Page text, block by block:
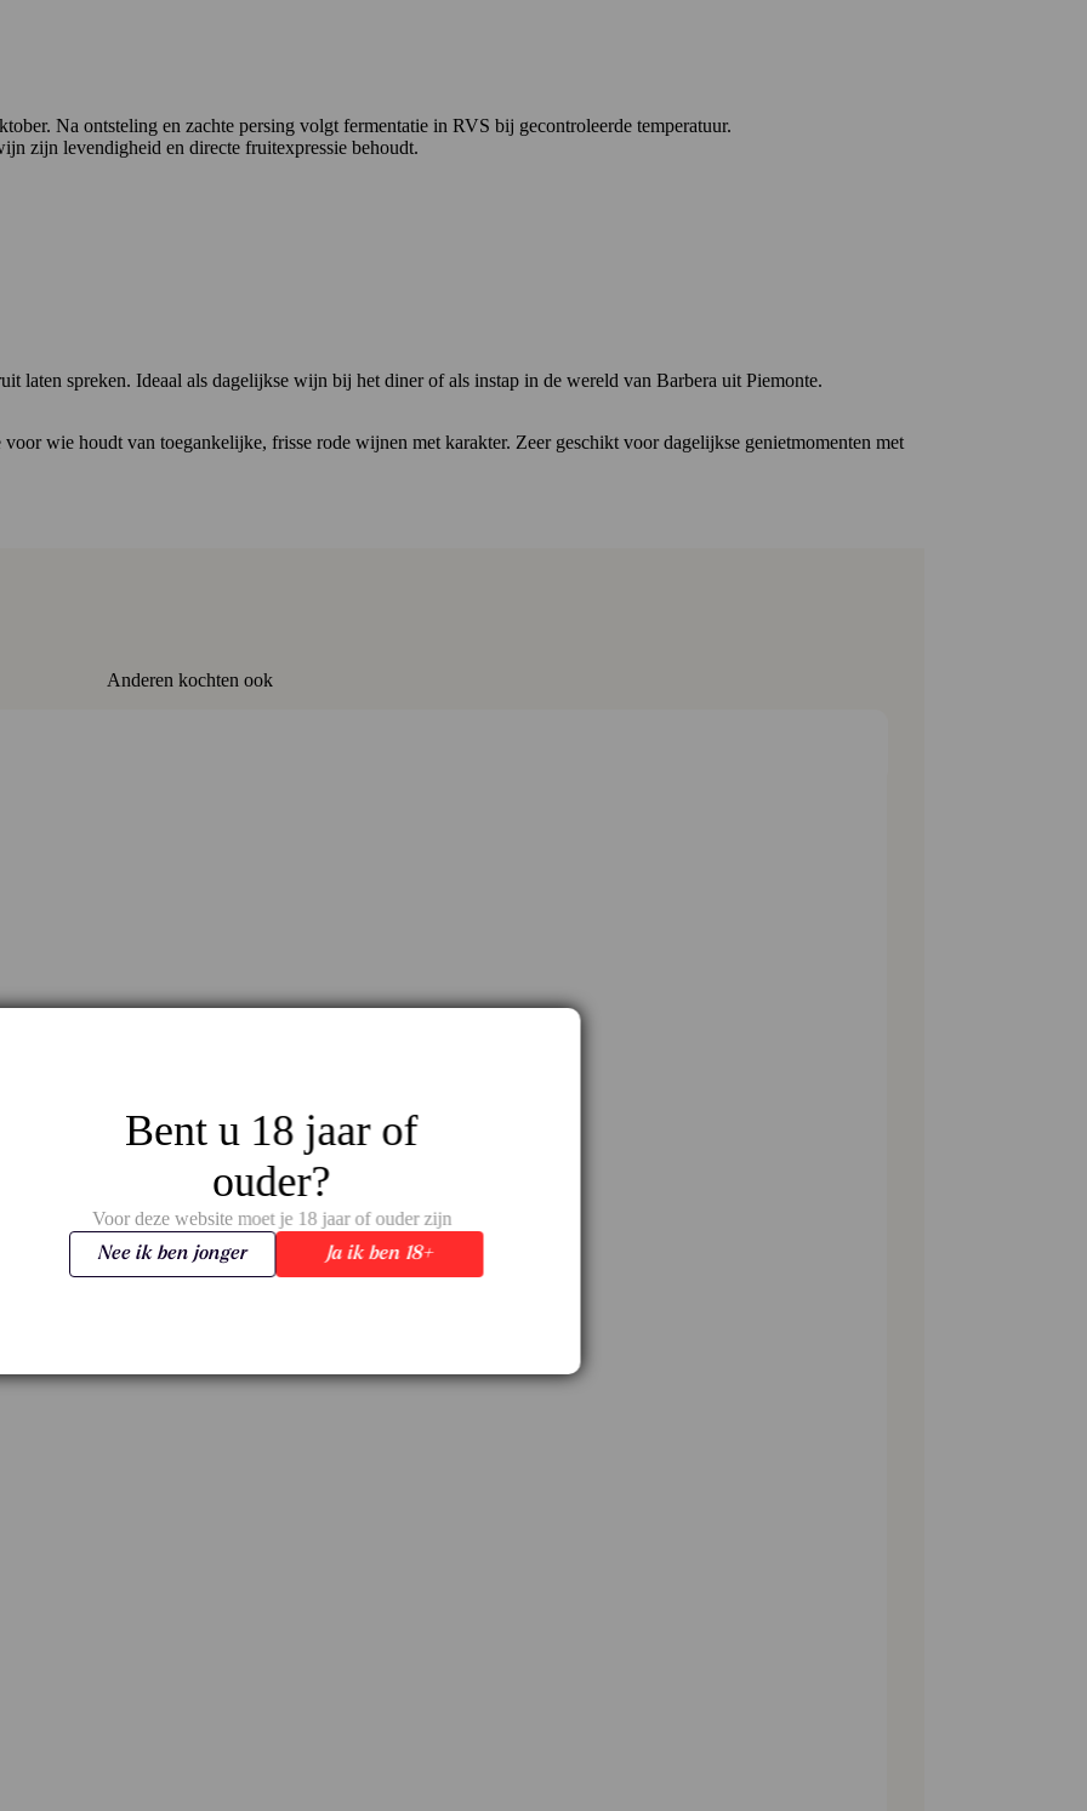
Na ontsteling en zachte persing volgt fermentatie in RVS bij gecontroleerde temperatuur.
zijn levendigheid en directe fruitexpressie behoudt.
laten spreken. Ideaal als dagelijkse wijn bij het diner of als instap in de wereld van Barbera uit Piemonte.
wie houdt van toegankelijke, frisse rode wijnen met karakter. Zeer geschikt voor dagelijkse genietmomenten met
Anderen kochten ook
Bent u 18 jaar of
ouder?
Voor deze website moet je 18 jaar of ouder zijn
Ja ik ben 18+
Nee ik ben jonger